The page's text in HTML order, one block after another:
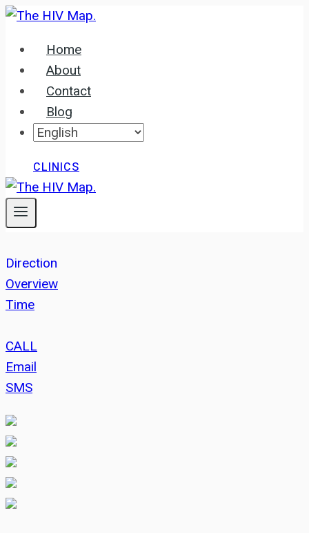
Skip
contentHome
About
Contact
Blog
CLINICS
Direction
Overview
Time
CALL
Email
SMS